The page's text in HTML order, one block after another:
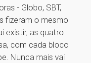
- Globo, SBT,
fizeram o mesmo
existir, as quatro
com cada bloco
Nunca mais vai